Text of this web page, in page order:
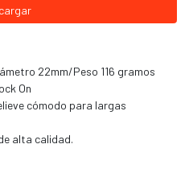
22mm/Peso 116 gramos
On
cómodo para largas
alta calidad.